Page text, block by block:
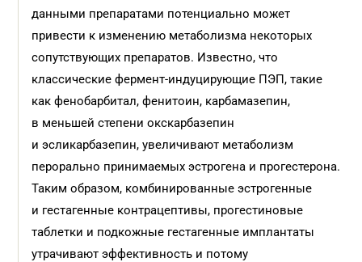
данными препаратами потенциально может
привести к изменению метаболизма некоторых
сопутствующих препаратов. Известно, что
классические фермент-индуцирующие ПЭП, такие
как фенобарбитал, фенитоин, карбамазепин,
в меньшей степени окскарбазепин
и эсликарбазепин, увеличивают метаболизм
перорально принимаемых эстрогена и прогестерона.
Таким образом, комбинированные эстрогенные
и гестагенные контрацептивы, прогестиновые
таблетки и подкожные гестагенные имплантаты
утрачивают эффективность и потому